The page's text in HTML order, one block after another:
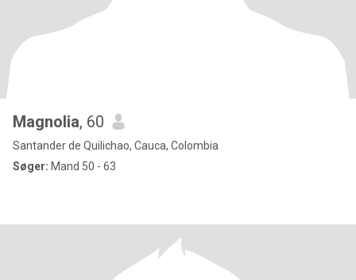
Magnolia, 60
Santander de Quilichao, Cauca, Colombia
Søger: Mand 50 - 63